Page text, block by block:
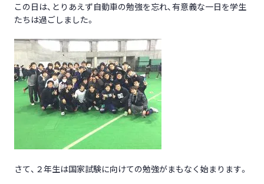
この日は、とりあえず自動車の勉強を忘れ、有意義な一日を学生
たちは過ごしました。
さて、２年生は国家試験に向けての勉強がまもなく始まります。